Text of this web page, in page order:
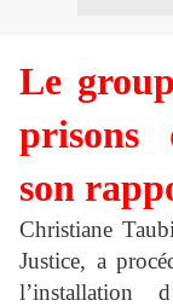
Le
prisons
son
Christiane
Justice, a
l’installation